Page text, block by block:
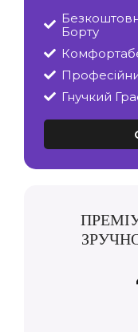
Борту
Гнучкий